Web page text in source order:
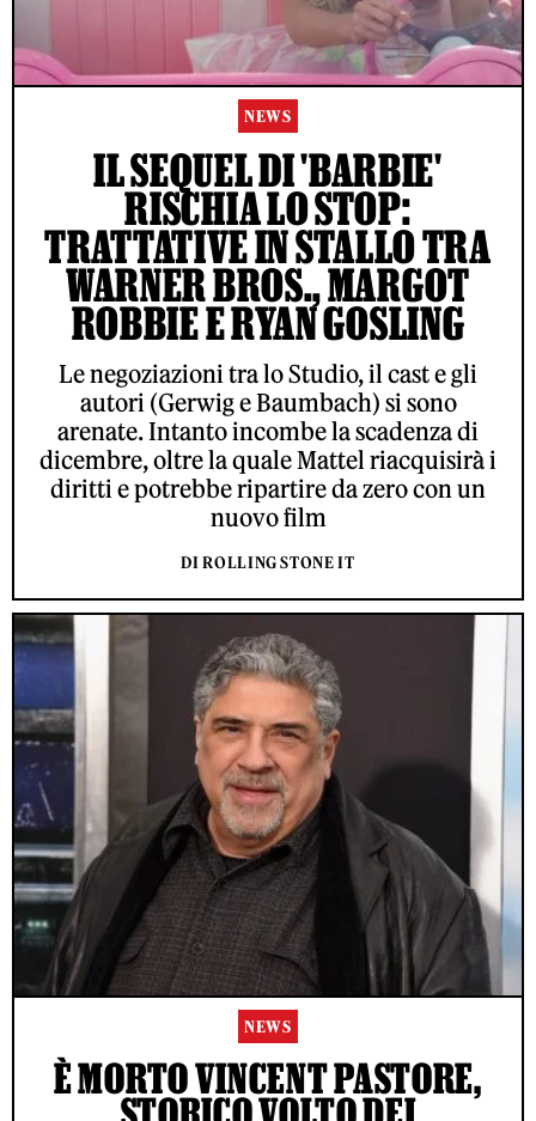
NEWS
IL SEQUEL DI 'BARBIE'
RISCHIA LO STOP:
TRATTATIVE IN STALLO TRA
WARNER BROS., MARGOT
ROBBIE E RYAN GOSLING
Le negoziazioni tra lo Studio, il cast e gli
autori (Gerwig e Baumbach) si sono
arenate. Intanto incombe la scadenza di
dicembre, oltre la quale Mattel riacquisirà i
diritti e potrebbe ripartire da zero con un
nuovo film
DI ROLLING STONE IT
NEWS
È MORTO VINCENT PASTORE,